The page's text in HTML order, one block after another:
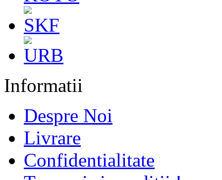
Informatii
Despre Noi
Livrare
Confidentialitate